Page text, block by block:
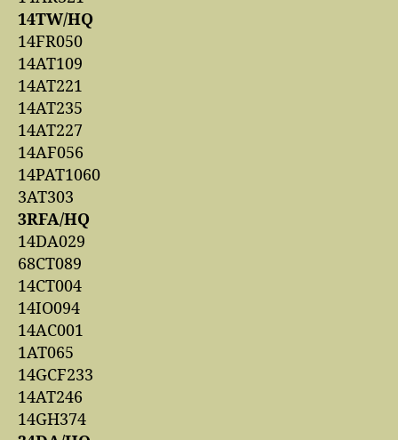
14TW/HQ
14FR050
14AT109
14AT221
14AT235
14AT227
14AF056
14PAT1060
3AT303
3RFA/HQ
14DA029
68CT089
14CT004
14IO094
14AC001
1AT065
14GCF233
14AT246
14GH374